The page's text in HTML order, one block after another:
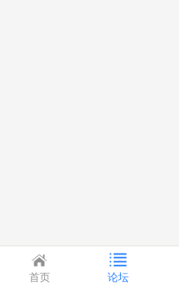
首页 论坛